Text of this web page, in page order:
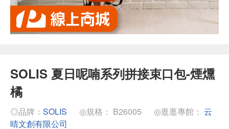
SOLIS 夏日呢喃系列拼接束口包-煙燻
橘
◎品牌： SOLIS ◎規格： B26005 ◎逛逛專館： 云
晴文創有限公司